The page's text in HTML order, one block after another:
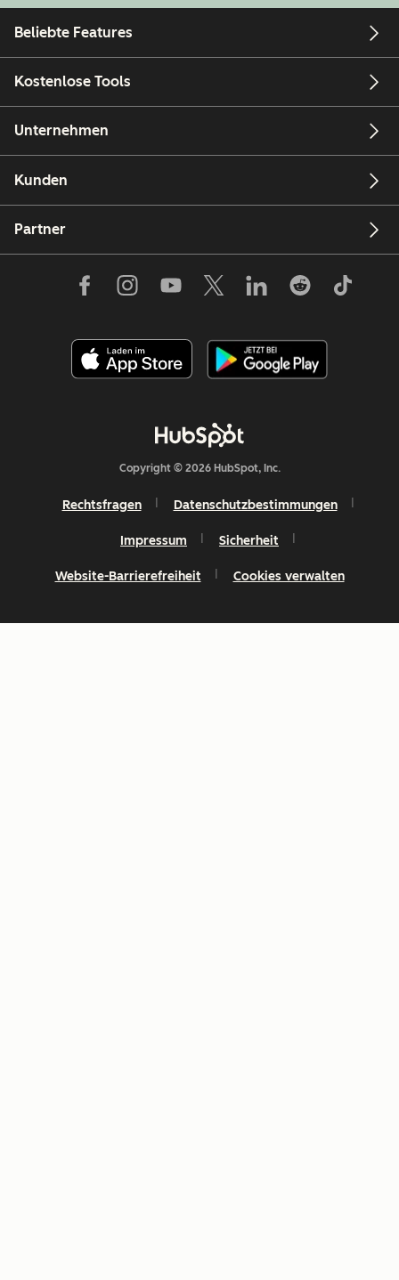
Beliebte Features
Kostenlose Tools
Unternehmen
Kunden
Partner
Copyright © 2026 HubSpot, Inc.
Rechtsfragen Datenschutzbestimmungen
Impressum Sicherheit
Website-Barrierefreiheit Cookies verwalten